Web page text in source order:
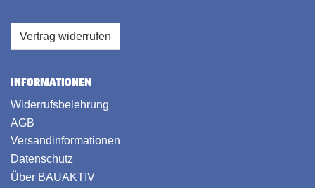
Vertrag widerrufen
INFORMATIONEN
Widerrufsbelehrung
AGB
Versandinformationen
Datenschutz
Über BAUAKTIV